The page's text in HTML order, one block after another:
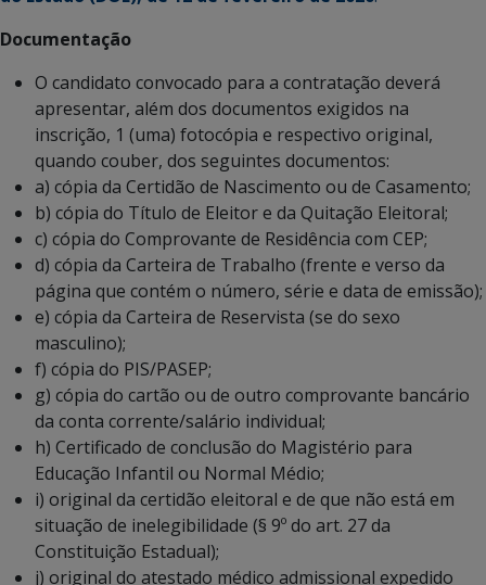
Documentação
O candidato convocado para a contratação deverá
apresentar, além dos documentos exigidos na
inscrição, 1 (uma) fotocópia e respectivo original,
quando couber, dos seguintes documentos:
a) cópia da Certidão de Nascimento ou de Casamento;
b) cópia do Título de Eleitor e da Quitação Eleitoral;
c) cópia do Comprovante de Residência com CEP;
d) cópia da Carteira de Trabalho (frente e verso da
página que contém o número, série e data de emissão);
e) cópia da Carteira de Reservista (se do sexo
masculino);
f) cópia do PIS/PASEP;
g) cópia do cartão ou de outro comprovante bancário
da conta corrente/salário individual;
h) Certificado de conclusão do Magistério para
Educação Infantil ou Normal Médio;
i) original da certidão eleitoral e de que não está em
situação de inelegibilidade (§ 9º do art. 27 da
Constituição Estadual);
j) original do atestado médico admissional expedido